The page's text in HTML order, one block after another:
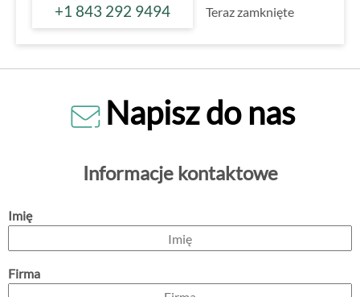
+1 843 292 9494 Teraz zamknięte
Napisz do nas
Informacje kontaktowe
Imię
Firma